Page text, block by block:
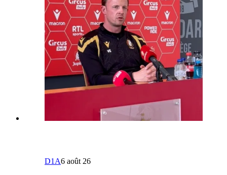
D1A6 août 26